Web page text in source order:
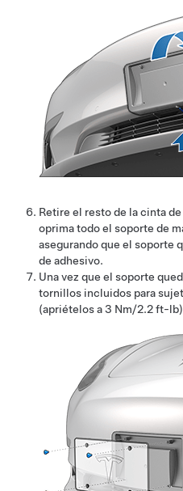
Retire el resto de la cinta
oprima todo el soporte de
asegurando que el soporte
de adhesivo.
Una vez que el soporte
tornillos incluidos para
(apriételos a 3 Nm/2.2 ft-